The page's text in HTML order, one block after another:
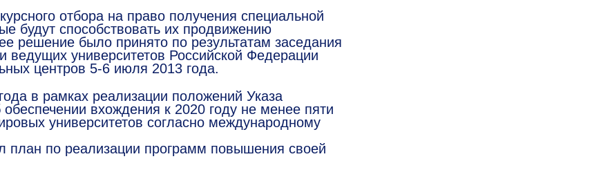
отбора на право получения специальной
будут способствовать их продвижению
решение было принято по результатам заседания
ведущих университетов Российской Федерации
центров 5-6 июля 2013 года.
в рамках реализации положений Указа
вхождения к 2020 году не менее пяти
университетов согласно международному
по реализации программ повышения своей